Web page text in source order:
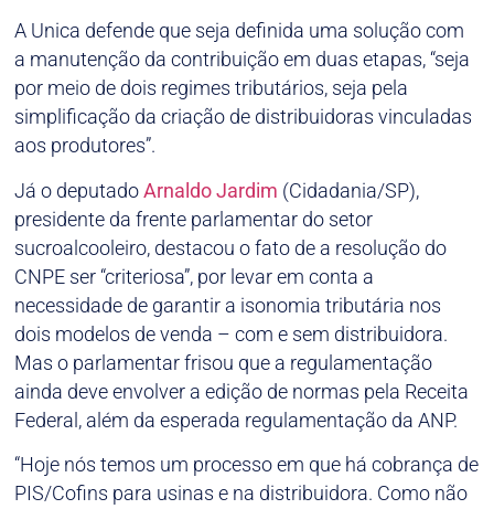
A Unica defende que seja definida uma solução com
a manutenção da contribuição em duas etapas, “seja
por meio de dois regimes tributários, seja pela
simplificação da criação de distribuidoras vinculadas
aos produtores”.
Já o deputadoArnaldo Jardim (Cidadania/SP),
presidente da frente parlamentar do setor
sucroalcooleiro, destacou o fato de a resolução do
CNPE ser “criteriosa”, por levar em conta a
necessidade de garantir a isonomia tributária nos
dois modelos de venda – com e sem distribuidora.
Mas o parlamentar frisou que a regulamentação
ainda deve envolver a edição de normas pela Receita
Federal, além da esperada regulamentação da ANP.
“Hoje nós temos um processo em que há cobrança de
PIS/Cofins para usinas e na distribuidora. Como não